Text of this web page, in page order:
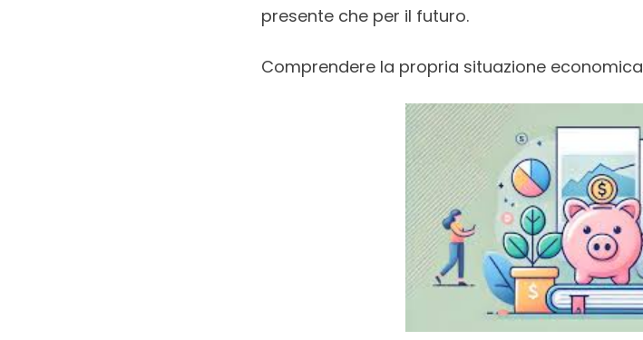
presente che per il futuro.
Comprendere la propria situazione economica